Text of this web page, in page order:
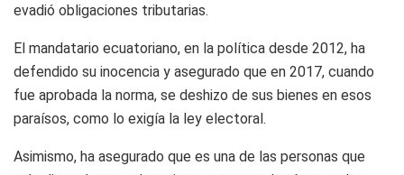
evadió obligaciones tributarias.
El mandatario ecuatoriano, en la política desde 2012, ha
defendido su inocencia y asegurado que en 2017, cuando
fue aprobada la norma, se deshizo de sus bienes en esos
paraísos, como lo exigía la ley electoral.
Asimismo, ha asegurado que es una de las personas que